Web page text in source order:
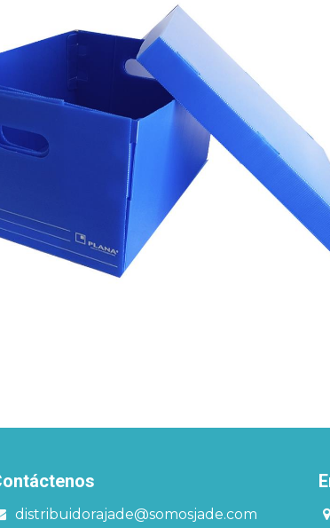
distribuidorajade@somosjade.com